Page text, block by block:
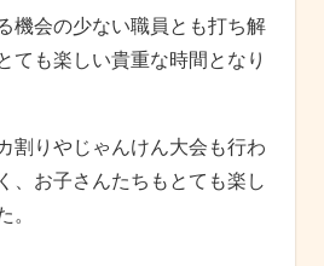
機会の少ない職員とも打ち解
ても楽しい貴重な時間となり
割りやじゃんけん大会も行わ
、お子さんたちもとても楽し
。